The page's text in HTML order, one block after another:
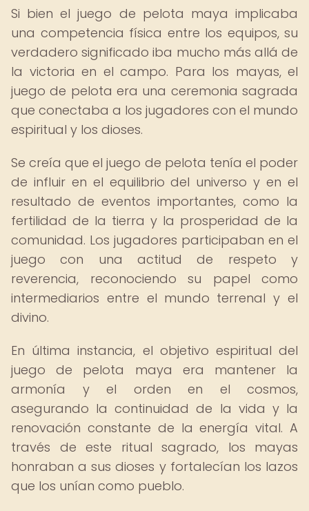
Si bien el juego de pelota maya implicaba
una competencia física entre los equipos, su
verdadero significado iba mucho más allá de
la victoria en el campo. Para los mayas, el
juego de pelota era una ceremonia sagrada
que conectaba a los jugadores con el mundo
espiritual y los dioses.
Se creía que el juego de pelota tenía el poder
de influir en el equilibrio del universo y en el
resultado de eventos importantes, como la
fertilidad de la tierra y la prosperidad de la
comunidad. Los jugadores participaban en el
juego con una actitud de respeto y
reverencia, reconociendo su papel como
intermediarios entre el mundo terrenal y el
divino.
En última instancia, el objetivo espiritual del
juego de pelota maya era mantener la
armonía y el orden en el cosmos,
asegurando la continuidad de la vida y la
renovación constante de la energía vital. A
través de este ritual sagrado, los mayas
honraban a sus dioses y fortalecían los lazos
que los unían como pueblo.